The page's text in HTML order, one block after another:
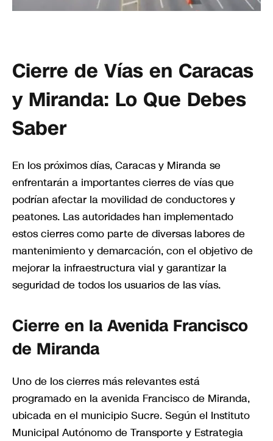
Cierre de Vías en Caracas
y Miranda: Lo Que Debes
Saber
En los próximos días, Caracas y Miranda se
enfrentarán a importantes cierres de vías que
podrían afectar la movilidad de conductores y
peatones. Las autoridades han implementado
estos cierres como parte de diversas labores de
mantenimiento y demarcación, con el objetivo de
mejorar la infraestructura vial y garantizar la
seguridad de todos los usuarios de las vías.
Cierre en la Avenida Francisco
de Miranda
Uno de los cierres más relevantes está
programado en la avenida Francisco de Miranda,
ubicada en el municipio Sucre. Según el Instituto
Municipal Autónomo de Transporte y Estrategia